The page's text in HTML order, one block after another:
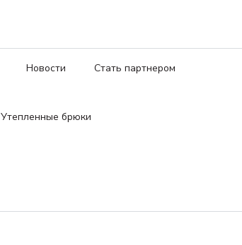
Новости Стать партнером
Утепленные брюки